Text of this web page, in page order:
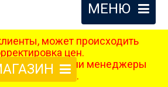
МЕНЮ
может происходить
цен.
заказа наши менеджеры
с вами.